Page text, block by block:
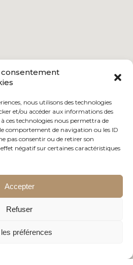
nous utilisons des technologies
et/ou accéder aux informations des
ces technologies nous permettra de
comportement de navigation ou les ID
pas consentir ou de retirer son
négatif sur certaines caractéristiques
Accepter
Refuser
préférences